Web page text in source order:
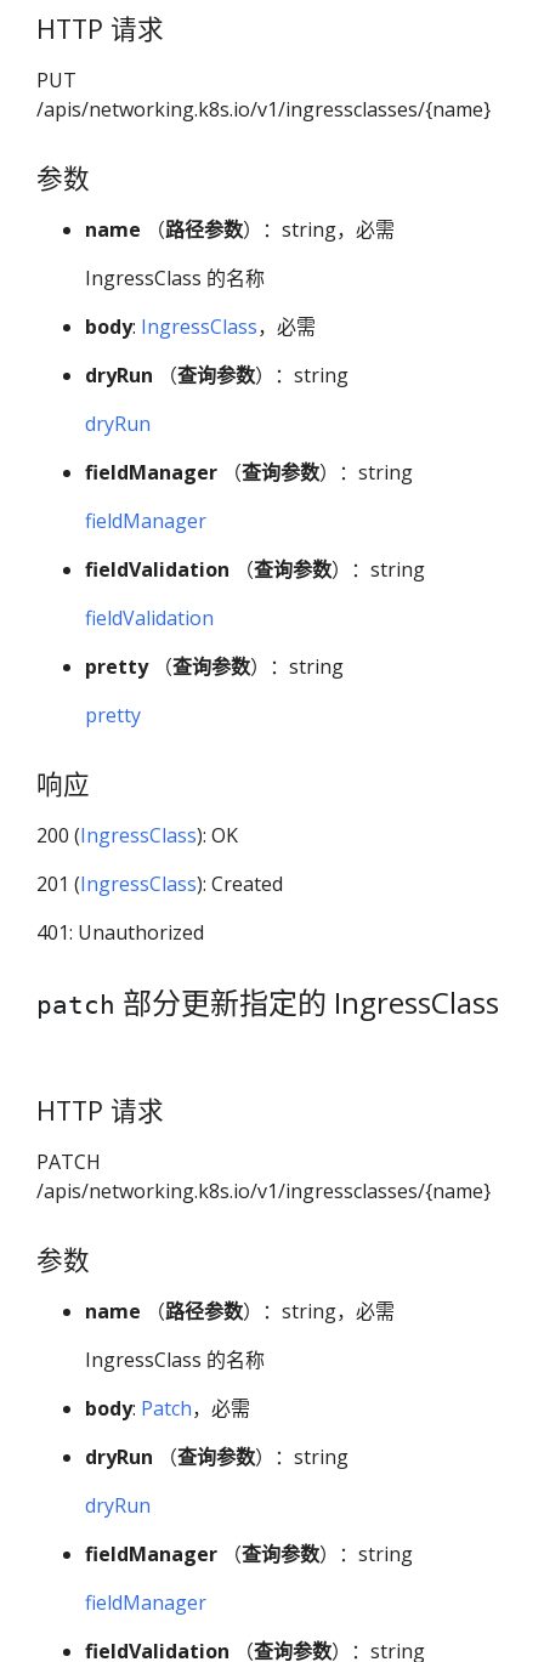
HTTP 请求
PUT
/apis/networking.k8s.io/v1/ingressclasses/{name}
参数
name （路径参数）：string，必需
IngressClass 的名称
body: IngressClass，必需
dryRun （查询参数）：string
dryRun
fieldManager （查询参数）：string
fieldManager
fieldValidation （查询参数）：string
fieldValidation
pretty（查询参数）：string
pretty
响应
200 (IngressClass): OK
201 (IngressClass): Created
401: Unauthorized
patch 部分更新指定的 IngressClass
HTTP 请求
PATCH
/apis/networking.k8s.io/v1/ingressclasses/{name}
参数
name （路径参数）：string，必需
IngressClass 的名称
body: Patch，必需
dryRun （查询参数）：string
dryRun
fieldManager （查询参数）：string
fieldManager
fieldValidation （查询参数）：string